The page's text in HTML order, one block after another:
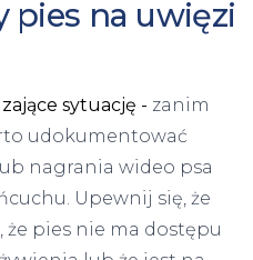
pies na uwięzi
sytuację - zanim
udokumentować
nagrania wideo psa
Upewnij się, że
że pies nie ma dostępu